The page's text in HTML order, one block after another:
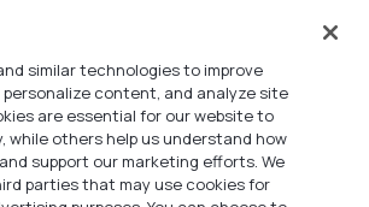
similar technologies to improve
personalize content, and analyze site
are essential for our website to
while others help us understand how
support our marketing efforts. We
parties that may use cookies for